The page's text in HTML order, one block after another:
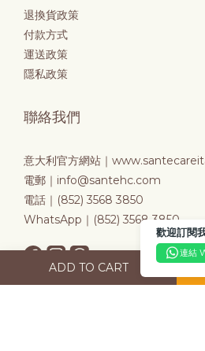
ADD TO CART
退換貨政策
付款方式
運送政策
隱私政策
聯絡我們
意大利官方網站｜
電郵｜info@santehc.com
電話｜(852) 3568 3850
WhatsApp｜(852) 3568 3850
連結